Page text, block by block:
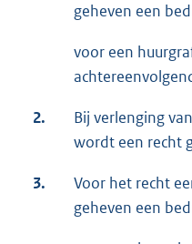
geheven een
voor een
2.
Bij verlenging
wordt een recht
3.
Voor het recht
geheven een